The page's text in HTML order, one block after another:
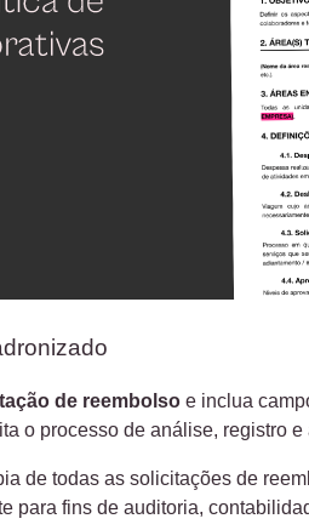
de reembolsoe inclua
o processo de análise, registro
de todas as solicitações de
para fins de auditoria,